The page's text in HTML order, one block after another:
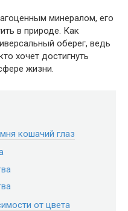
минералом, его
в природе. Как
оберег, ведь
хочет достигнуть
жизни.
кошачий глаз
от цвета